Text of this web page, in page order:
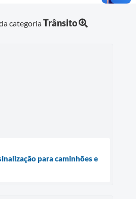
categoriaTrânsito
para caminhões e